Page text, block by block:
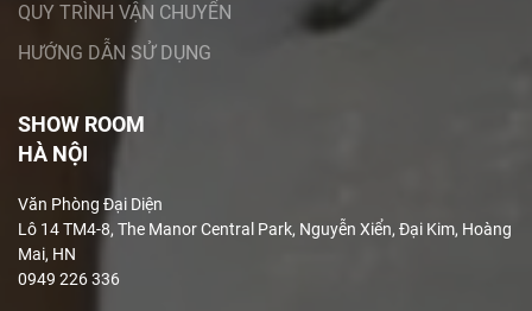
QUY TRÌNH VẬN CHUYỂN
HƯỚNG DẪN SỬ DỤNG
SHOW ROOM
HÀ NỘI
Văn Phòng Đại Diện
Lô 14 TM4-8, The Manor Central Park, Nguyễn Xiển, Đại Kim, Hoàng
Mai, HN
0949 226 336